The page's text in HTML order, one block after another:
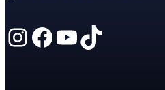
Instagram Facebook YouTube TikTok